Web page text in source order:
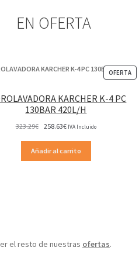
EN OFERTA
OFERTA
EN
KARCHER K-4 PC
130BAR 420L/H
323.29€ El
original
258.63€El
actual
IVA Incluido
Añadir al carrito
el resto de nuestras ofertas.